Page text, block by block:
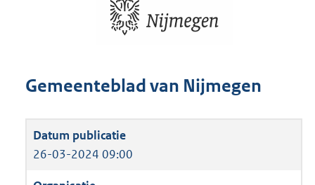
Gemeenteblad van Nijmegen
26-03-2024 09:00